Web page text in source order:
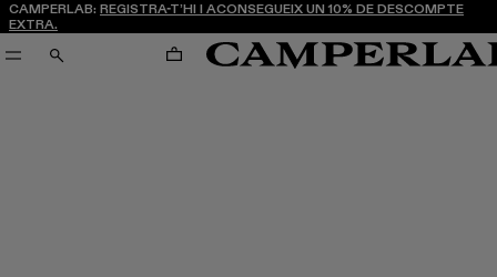
CAMPERLAB: REGISTRA-T’HI I ACONSEGUEIX UN 10% DE DESCOMPTE
EXTRA.
CERCA CARRO